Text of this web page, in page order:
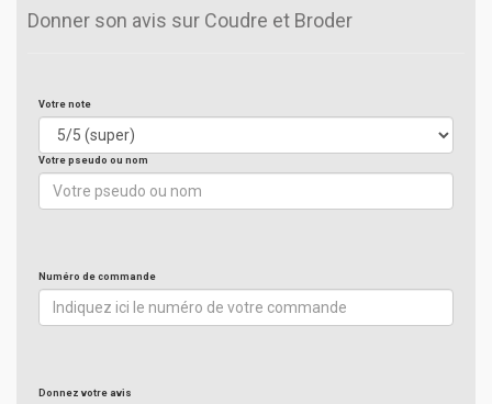
Donner son avis sur Coudre et Broder
Votre note
Votre pseudo ou nom
Numéro de commande
Donnez votre avis